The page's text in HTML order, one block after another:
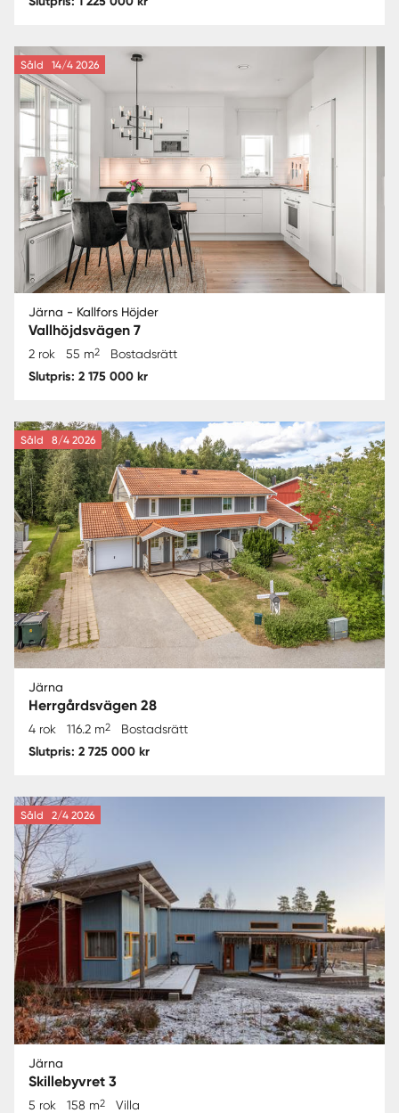
Såld 14/4 2026
Järna - Kallfors Höjder
Vallhöjdsvägen 7
2 rok 55 m2 Bostadsrätt
Slutpris: 2 175 000 kr
Såld 8/4 2026
Järna
Herrgårdsvägen 28
4 rok 116.2 m2 Bostadsrätt
Slutpris: 2 725 000 kr
Såld 2/4 2026
Järna
Skillebyvret 3
5 rok 158 m2 Villa